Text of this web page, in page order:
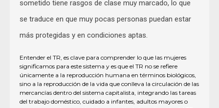
sometido tiene rasgos de clase muy marcado, lo que
se traduce en que muy pocas personas puedan estar
más protegidas y en condiciones aptas.
Entender el TR, es clave para comprender lo que las mujeres
significamos para este sistema y es que el TR no se refiere
únicamente a la reproducción humana en términos biológicos,
sino a la reproducción de la vida que conlleva la circulación de las
mercancías dentro del sistema capitalista, integrando las tareas
del trabajo doméstico, cuidado a infantes, adultos mayores o